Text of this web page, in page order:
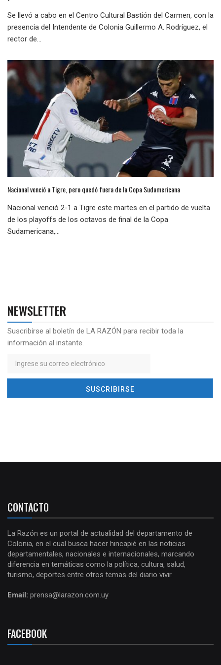
Se llevó a cabo en el Centro Cultural Bastión del Carmen, con la
presencia del Intendente de Colonia Guillermo A. Rodríguez, el
rector de...
Nacional venció a Tigre, pero quedó fuera de la Copa Sudamericana
Nacional venció 2-1 a Tigre este martes en el partido de vuelta
de los playoffs de los octavos de final de la Copa
Sudamericana,...
NEWSLETTER
Suscribirse al boletín de LA RAZÓN para recibir toda la
información al instante.
CONTACTO
La Razón es un portal de actualidad del departamento de
Colonia, en el cual busca hacer hincapié en las noticias
departamentales, nacionales e internacionales, marcando
diferencia en temáticas como la política, cultura, salud,
turismo, deportes entre otros temas del diario vivir.
Email: prensa@larazon.com.uy
FACEBOOK